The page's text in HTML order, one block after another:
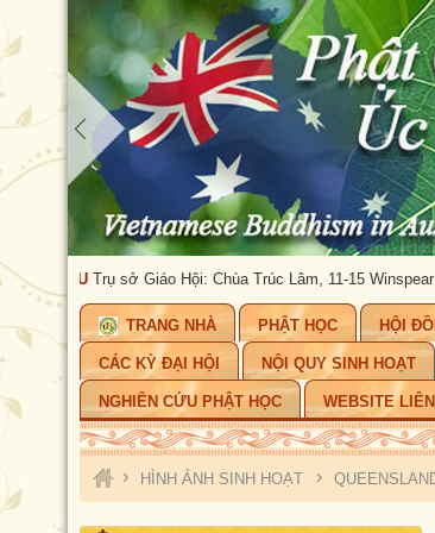
Trụ sở Giáo Hội: Chùa Trúc Lâm, 11-15 Winspear Ave,
TRANG NHÀ PHẬT HỌC HỘI
CÁC KỲ ĐẠI HỘI NỘI QUY SINH HOẠT
NGHIÊN CỨU PHẬT HỌC WEBSITE
› HÌNH ẢNH SINH HOẠT ›